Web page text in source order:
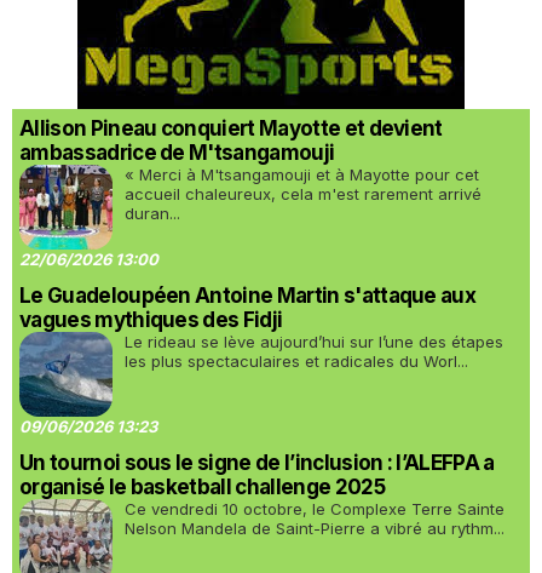
Allison Pineau conquiert Mayotte et devient
ambassadrice de M'tsangamouji
« Merci à M'tsangamouji et à Mayotte pour cet
accueil chaleureux, cela m'est rarement arrivé
duran...
22/06/2026 13:00
Le Guadeloupéen Antoine Martin s'attaque aux
vagues mythiques des Fidji
Le rideau se lève aujourd’hui sur l’une des étapes
les plus spectaculaires et radicales du Worl...
09/06/2026 13:23
Un tournoi sous le signe de l’inclusion : l’ALEFPA a
organisé le basketball challenge 2025
Ce vendredi 10 octobre, le Complexe Terre Sainte
Nelson Mandela de Saint-Pierre a vibré au rythm...